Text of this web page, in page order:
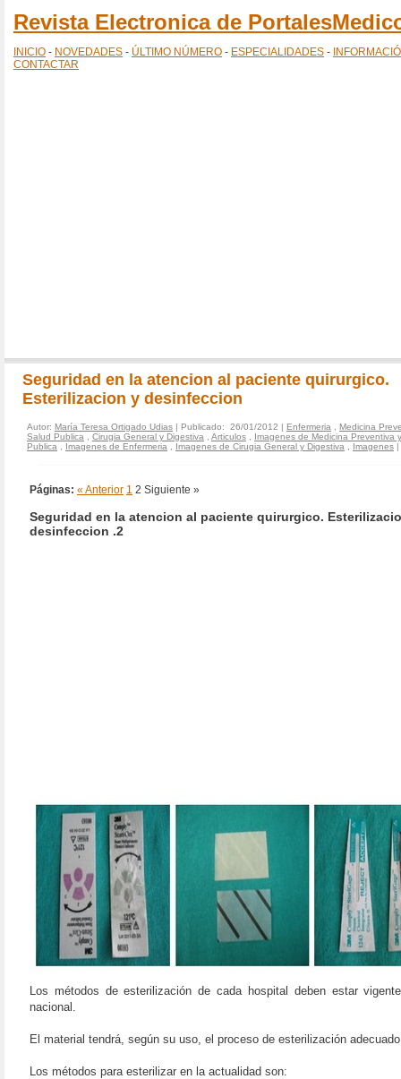
Revista Electronica de
INICIO - NOVEDADES - ÚLTIMO NÚMERO - ESPECIALIDADES -
CONTACTAR
Seguridad en la atencion al paciente quirurgico.
Esterilizacion y desinfeccion
Autor: María Teresa Ortigado Udias | Publicado: 26/01/2012 | Enfermeria
Medicina
Salud Publica
Cirugia General y Digestiva Articulos
Imagenes de Medicina Preventiva
Publica
Imagenes de Enfermeria Imagenes de Cirugia General y Digestiva Imagenes |
Páginas: « Anterior 1 2 Siguiente »
Seguridad en la atencion al paciente quirurgico.
desinfeccion .2
Los métodos de esterilización de cada hospital deben estar
nacional.
El material tendrá, según su uso, el proceso de esterilización
Los métodos para esterilizar en la actualidad son: